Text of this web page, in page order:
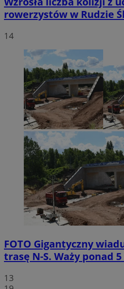
rowerzystów w Rudzie
14
FOTO Gigantyczny
trasę N-S. Waży ponad
13